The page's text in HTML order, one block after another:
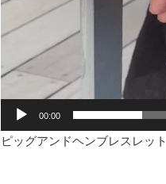
00:00
ピッグアンドヘンブレスレット